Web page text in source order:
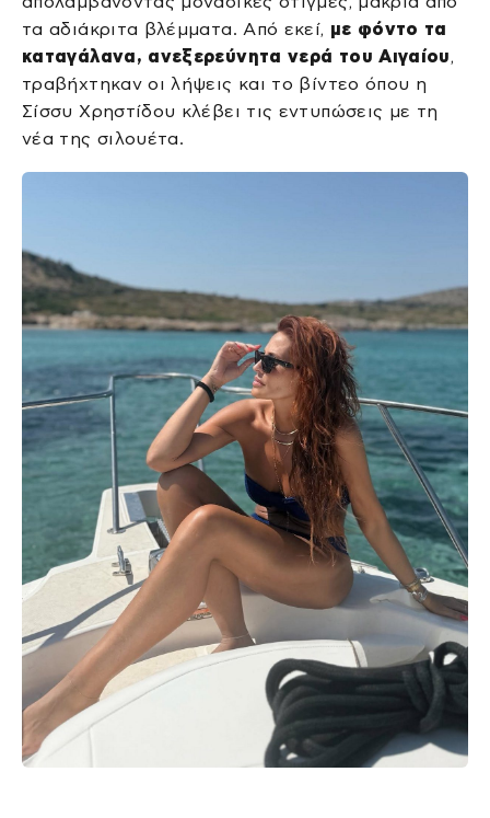
τα αδιάκριτα βλέμματα. Από εκεί, με φόντο τα
καταγάλανα, ανεξερεύνητα νερά του Αιγαίου,
τραβήχτηκαν οι λήψεις και το βίντεο όπου η
Σίσσυ Χρηστίδου κλέβει τις εντυπώσεις με τη
νέα της σιλουέτα.